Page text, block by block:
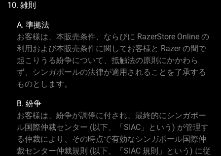
10. 雑則
A. 準拠法
お客様は、本販売条件、ならびに RazerStore Online の
利用および本販売条件に関してお客様と Razer の間で
起こりうる紛争について、抵触法の原則にかかわら
ず、シンガポールの法律が適用されることを了承する
ものとします。
B. 紛争
お客様は、紛争が調停に付され、最終的にシンガポー
ル国際仲裁センター (以下、「SIAC」という) が管理す
る仲裁により、その時点で有効なシンガポール国際仲
裁センター仲裁規則 (以下、「SIAC 規則」という) に従